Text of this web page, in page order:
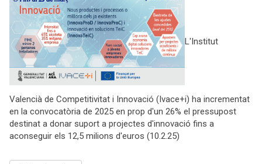
L'Institut
Valencià de Competitivitat i Innovació (Ivace+i) ha incrementat
en la convocatòria de 2025 en prop d'un 26% el pressupost
destinat a donar suport a projectes d'innovació fins a
aconseguir els 12,5 milions d'euros (10.2.25)